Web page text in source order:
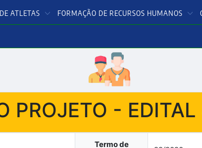
ATLETAS FORMAÇÃO DE RECURSOS HUMANOS
PROJETO -
Termo de